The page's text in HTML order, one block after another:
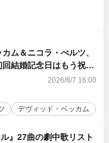
ム＆ニコラ・ぺルツ、
回結婚記念日はもう祝わ
2026/8/7 16:00
デヴィッド・ベッカム
』27曲の劇中歌リスト